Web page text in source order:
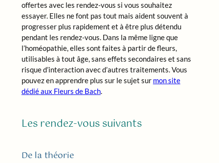
offertes avec les rendez-vous si vous souhaitez
essayer. Elles ne font pas tout mais aident souvent à
progresser plus rapidement et à être plus détendu
pendant les rendez-vous. Dans la même ligne que
l’homéopathie, elles sont faites à partir de fleurs,
utilisables à tout âge, sans effets secondaires et sans
risque d’interaction avec d’autres traitements. Vous
pouvez en apprendre plus sur le sujet sur mon site
dédié aux Fleurs de Bach.
Les rendez-vous suivants
De la théorie